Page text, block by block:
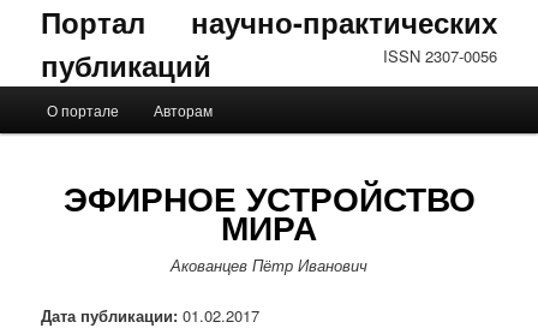
Портал научно-практических
публикаций
ISSN 2307-0056
Перейти к основному содержимому
Перейти к дополнительному содержимому
О портале Авторам
ЭФИРНОЕ УСТРОЙСТВО
МИРА
Акованцев Пётр Иванович
Дата публикации: 01.02.2017